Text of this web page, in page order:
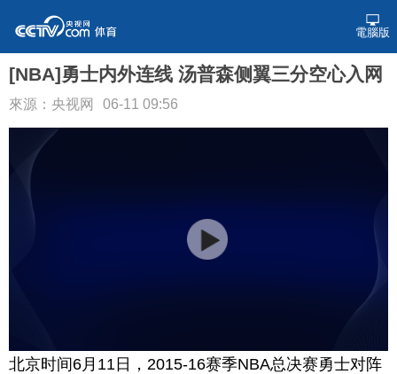
電腦版
[NBA]勇士内外连线 汤普森侧翼三分空心入网
來源：央视网 06-11 09:56
北京时间6月11日，2015-16赛季NBA总决赛勇士对阵